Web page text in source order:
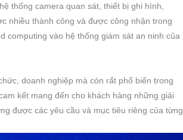
thống camera quan sát, thiết bị ghi hình,
nhiều thành công và được công nhận trong
computing vào hệ thống giám sát an ninh của
doanh nghiệp mà còn rất phổ biến trong
kết mang đến cho khách hàng những giải
được các yêu cầu và mục tiêu riêng của từng